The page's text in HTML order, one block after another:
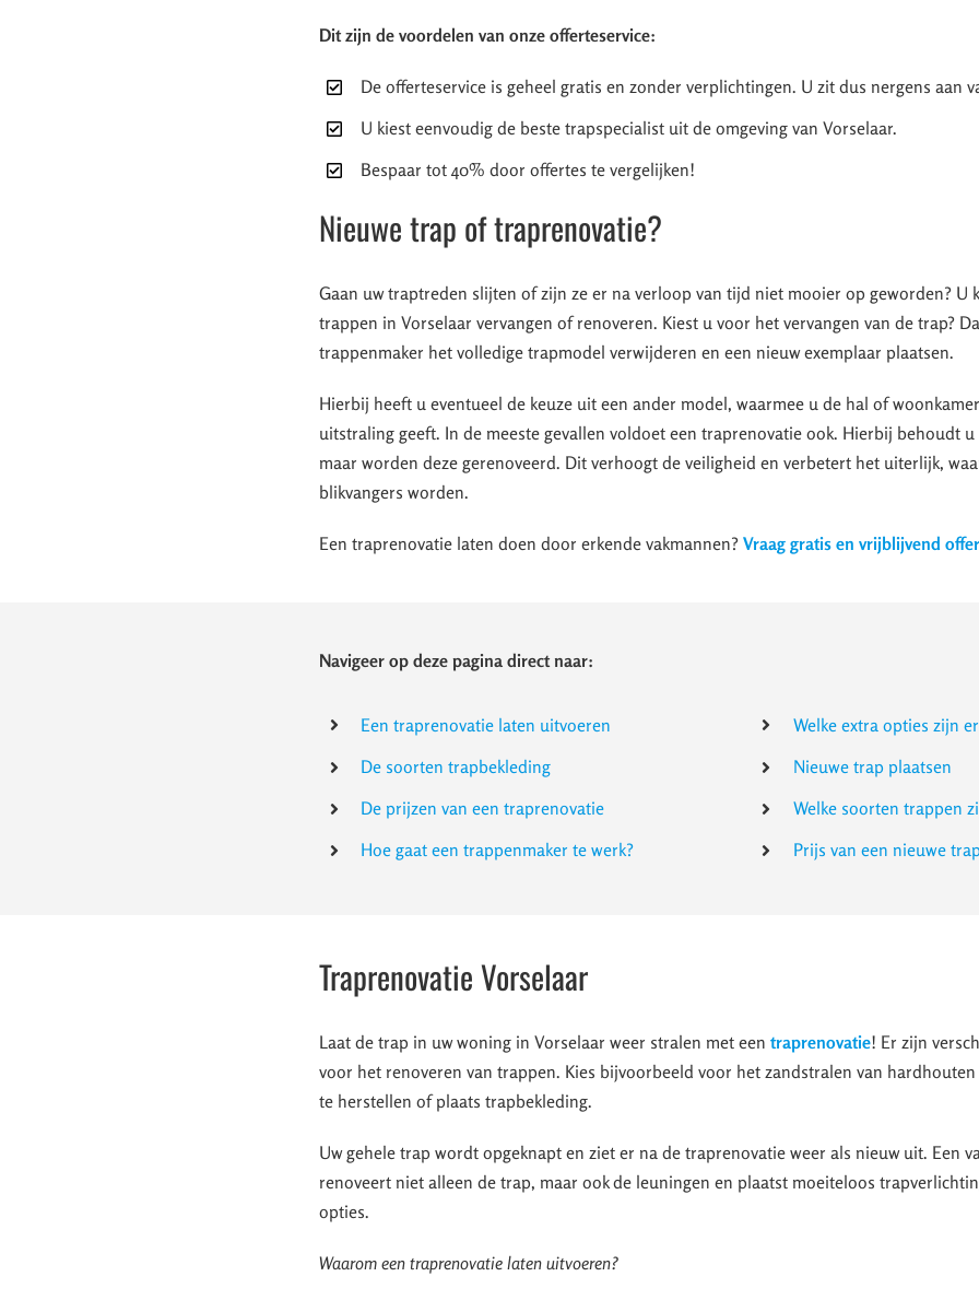
Dit zijn de voordelen van onze offerteservice:
De offerteservice is geheel gratis en zonder verplichtingen. U zit dus nergens aan
U kiest eenvoudig de beste trapspecialist uit de omgeving van Vorselaar.
Bespaar tot 40% door offertes te vergelijken!
Nieuwe trap of traprenovatie?
Gaan uw traptreden slijten of zijn ze er na verloop van tijd niet mooier op geworden? U
trappen in Vorselaar vervangen of renoveren. Kiest u voor het vervangen van de trap?
trappenmaker het volledige trapmodel verwijderen en een nieuw exemplaar plaatsen.
Hierbij heeft u eventueel de keuze uit een ander model, waarmee u de hal of
uitstraling geeft. In de meeste gevallen voldoet een traprenovatie ook. Hierbij behoudt
maar worden deze gerenoveerd. Dit verhoogt de veiligheid en verbetert het uiterlijk,
blikvangers worden.
Een traprenovatie laten doen door erkende vakmannen? Vraag gratis en vrijblijvend
Navigeer op deze pagina direct naar:
Een traprenovatie laten uitvoeren
De soorten trapbekleding
De prijzen van een traprenovatie
Hoe gaat een trappenmaker te werk?
Welke extra opties zijn
Nieuwe trap plaatsen
Welke soorten trappen
Prijs van een nieuwe trap
Traprenovatie Vorselaar
Laat de trap in uw woning in Vorselaar weer stralen met een traprenovatie! Er zijn
voor het renoveren van trappen. Kies bijvoorbeeld voor het zandstralen van
te herstellen of plaats trapbekleding.
Uw gehele trap wordt opgeknapt en ziet er na de traprenovatie weer als nieuw uit. Een
renoveert niet alleen de trap, maar ook de leuningen en plaatst moeiteloos
opties.
Waarom een traprenovatie laten uitvoeren?